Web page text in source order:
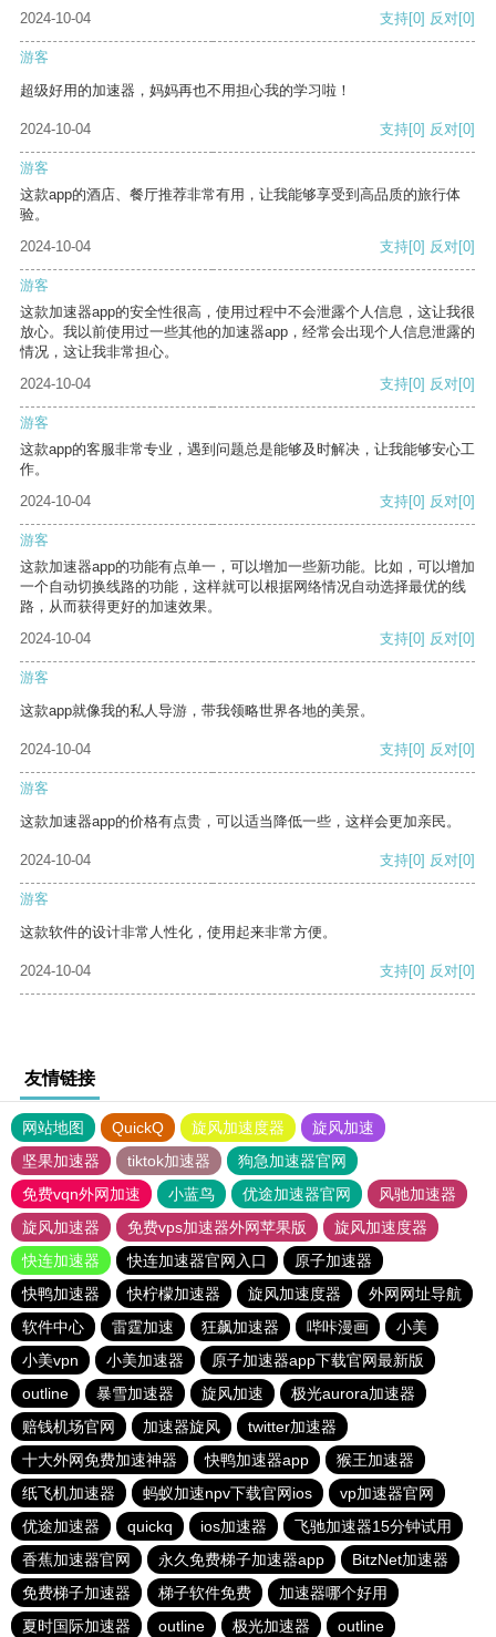
2024-10-04 支持[0] 反对[0]
游客
超级好用的加速器，妈妈再也不用担心我的学习啦！
2024-10-04 支持[0] 反对[0]
游客
这款app的酒店、餐厅推荐非常有用，让我能够享受到高品质的旅行体
验。
2024-10-04
支持[0] 反对[0]
游客
这款加速器app的安全性很高，使用过程中不会泄露个人信息，这让我很
放心。我以前使用过一些其他的加速器app，经常会出现个人信息泄露的
情况，这让我非常担心。
2024-10-04
支持[0] 反对[0]
游客
这款app的客服非常专业，遇到问题总是能够及时解决，让我能够安心工
作。
2024-10-04
支持[0] 反对[0]
游客
这款加速器app的功能有点单一，可以增加一些新功能。比如，可以增加
一个自动切换线路的功能，这样就可以根据网络情况自动选择最优的线
路，从而获得更好的加速效果。
2024-10-04
支持[0] 反对[0]
游客
这款app就像我的私人导游，带我领略世界各地的美景。
2024-10-04 支持[0] 反对[0]
游客
这款加速器app的价格有点贵，可以适当降低一些，这样会更加亲民。
2024-10-04 支持[0] 反对[0]
游客
这款软件的设计非常人性化，使用起来非常方便。
2024-10-04 支持[0] 反对[0]
友情链接
网站地图 QuickQ 旋风加速度器
旋风加速
坚果加速器
tiktok加速器
狗急加速器官网
免费vqn外网加速
小蓝鸟 优途加速器官网
风驰加速器
旋风加速器
免费vps加速器外网苹果版
旋风加速度器
快连加速器
快连加速器官网入口
原子加速器
快鸭加速器
快柠檬加速器 旋风加速度器
外网网址导航
软件中心
雷霆加速 狂飙加速器 哔咔漫画
小美
小美vpn
小美加速器
原子加速器app下载官网最新版
outline
暴雪加速器 旋风加速
极光aurora加速器
赔钱机场官网
加速器旋风
twitter加速器
十大外网免费加速神器
快鸭加速器app
猴王加速器
纸飞机加速器
蚂蚁加速npv下载官网ios
vp加速器官网
优途加速器
quickq ios加速器
飞驰加速器15分钟试用
香蕉加速器官网
永久免费梯子加速器app
BitzNet加速器
免费梯子加速器
梯子软件免费
加速器哪个好用
夏时国际加速器
outline 极光加速器 outline